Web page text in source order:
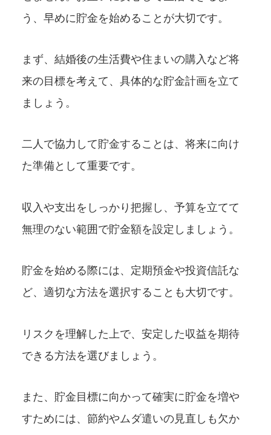
う、早めに貯金を始めることが大切です。
まず、結婚後の生活費や住まいの購入など将
来の目標を考えて、具体的な貯金計画を立て
ましょう。
二人で協力して貯金することは、将来に向け
た準備として重要です。
収入や支出をしっかり把握し、予算を立てて
無理のない範囲で貯金額を設定しましょう。
貯金を始める際には、定期預金や投資信託な
ど、適切な方法を選択することも大切です。
リスクを理解した上で、安定した収益を期待
できる方法を選びましょう。
また、貯金目標に向かって確実に貯金を増や
すためには、節約やムダ遣いの見直しも欠か